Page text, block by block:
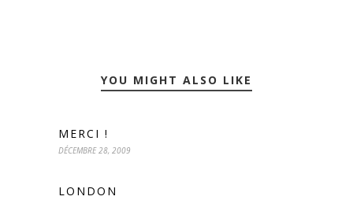
YOU MIGHT ALSO LIKE
MERCI !
DÉCEMBRE 28, 2009
LONDON